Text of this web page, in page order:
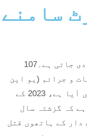
سامنے
رپورٹ میں انکشاف کیا گیا ہے کہ دنیا بھر میں ہر 10 منٹ میں ایک عورت شریک حیات ، بوائے فرینڈ یا پھر اپنے کسی رشتے دار کے ہاتھوں قتل کردی جاتی ہے۔107
برائے منشیات و جرائم (یو این
او ڈی سی) کی جانب سے مشترکہ طور پر جاری کی گئی ہے۔ رپورٹ کے مطابق دنیا بھر میں خواتین کے قتل کی شرح میں خطرناک حد تک اضافہ دیکھنے میں آیا ہے، 2023 کے
ہے کہ گزشتہ سال
کسی نہ کسی رشتے دار کے ہاتھوں قتل